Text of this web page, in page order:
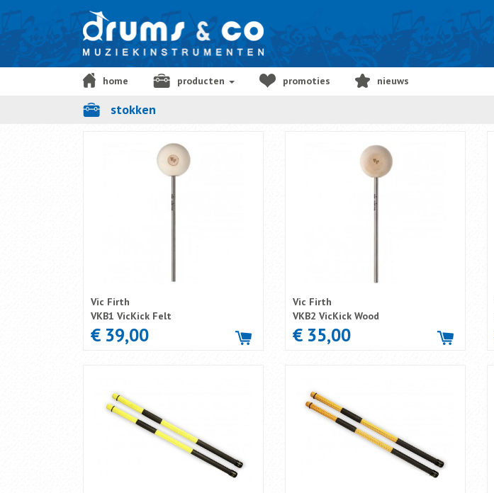
home producten promoties nieuws
cadeaubon
stokken
Vic Firth
VKB1 VicKick Felt
€ 39,00
Vic Firth
VKB2 VicKick Wood
€ 35,00